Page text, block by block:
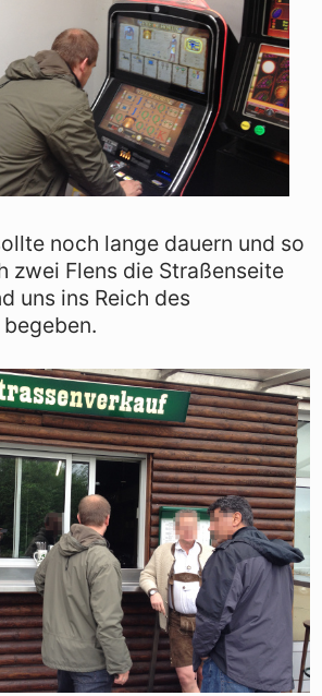
noch lange dauern und so
zwei Flens die Straßenseite
uns ins Reich des
begeben.